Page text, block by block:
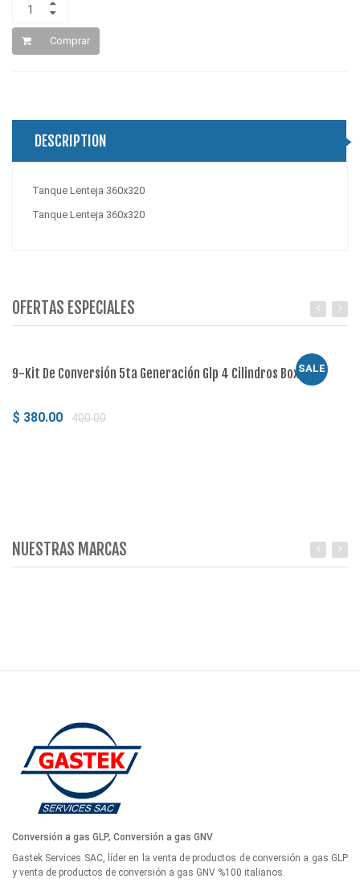
Comprar
DESCRIPTION
Tanque Lenteja 360x320
Tanque Lenteja 360x320
OFERTAS ESPECIALES
SALE
9-Kit De Conversión 5ta Generación Glp 4 Cilindros Boxer
$ 380.00 400.00
NUESTRAS MARCAS
Conversión a gas GLP, Conversión a gas GNV
Gastek Services SAC, líder en la venta de productos de conversión a gas GLP
y venta de productos de conversión a gas GNV %100 italianos.